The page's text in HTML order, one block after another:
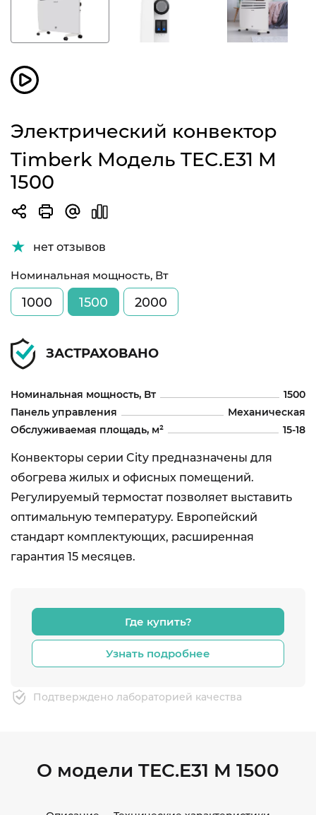
Электрический конвектор
Timberk Модель TEC.E31 M
1500
нет отзывов
Номинальная мощность, Вт
1000 1500 2000
ЗАСТРАХОВАНО
Номинальная мощность, Вт
1500
Панель управления
Механическая
Обслуживаемая площадь, м²
15-18
Конвекторы серии City предназначены для
обогрева жилых и офисных помещений.
Регулируемый термостат позволяет выставить
оптимальную температуру. Европейский
стандарт комплектующих, расширенная
гарантия 15 месяцев.
Где купить?
Узнать подробнее
Подтверждено лабораторией качества
О модели TEC.E31 M 1500